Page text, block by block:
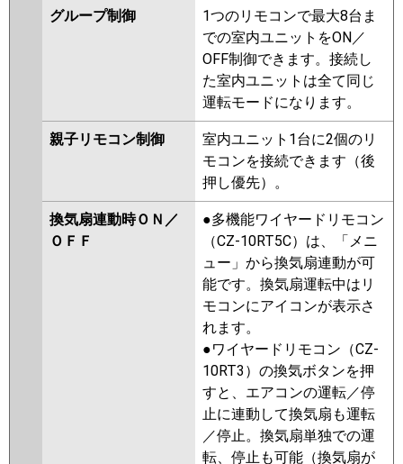
グループ制御
1つのリモコンで最大8台ま
での室内ユニットをON／
OFF制御できます。接続し
た室内ユニットは全て同じ
運転モードになります。
親子リモコン制御
室内ユニット1台に2個のリ
モコンを接続できます（後
押し優先）。
換気扇連動時ＯＮ／
ＯＦＦ
●多機能ワイヤードリモコン
（CZ-10RT5C）は、「メニ
ュー」から換気扇連動が可
能です。換気扇運転中はリ
モコンにアイコンが表示さ
れます。
●ワイヤードリモコン（CZ-
10RT3）の換気ボタンを押
すと、エアコンの運転／停
止に連動して換気扇も運転
／停止。換気扇単独での運
転、停止も可能（換気扇が